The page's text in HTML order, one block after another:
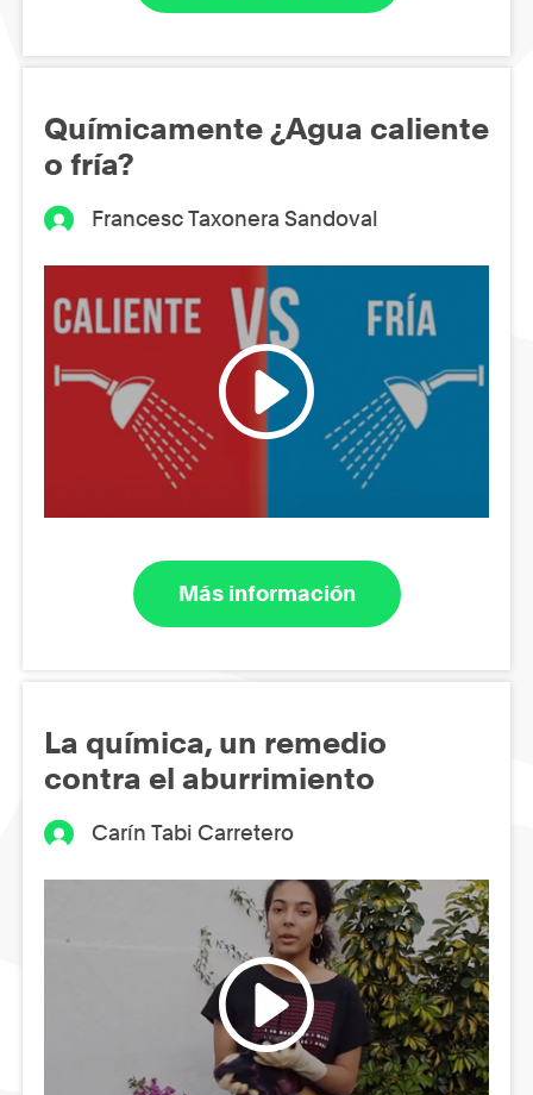
Químicamente ¿Agua caliente
o fría?
Francesc Taxonera Sandoval
Más información
La química, un remedio
contra el aburrimiento
Carín Tabi Carretero